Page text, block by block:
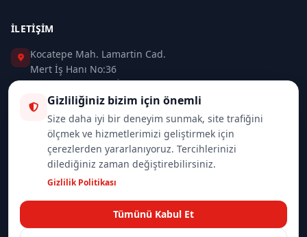
İLETIŞIM
Kocatepe Mah. Lamartin Cad.
Mert İş Hanı No:36
Taksim / Beyoğlu / İSTANBUL
0 (212) 235 37 83
0 (532) 418 08 46
info@merttrade.com
Gizliliğiniz bizim için önemli
Size daha iyi bir deneyim sunmak, site trafiğini
ölçmek ve hizmetlerimizi geliştirmek için
çerezlerden yararlanıyoruz. Tercihlerinizi
dilediğiniz zaman değiştirebilirsiniz.
Gizlilik Politikası
Tümünü Kabul Et